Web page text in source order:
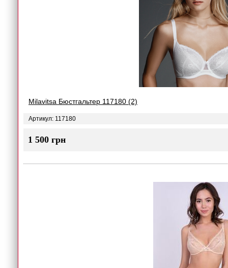
Milavitsa Бюстгальтер 117180 (2)
Артикул: 117180
1 500 грн